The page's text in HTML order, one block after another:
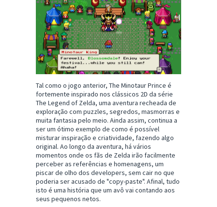
Tal como o jogo anterior, The Minotaur Prince é
fortemente inspirado nos clássicos 2D da série
The Legend of Zelda, uma aventura recheada de
exploração com puzzles, segredos, masmorras e
muita fantasia pelo meio. Ainda assim, continua a
ser um ótimo exemplo de como é possível
misturar inspiração e criatividade, fazendo algo
original. Ao longo da aventura, há vários
momentos onde os fãs de Zelda irão facilmente
perceber as referências e homenagens, um
piscar de olho dos developers, sem cair no que
poderia ser acusado de "copy-paste". Afinal, tudo
isto é uma história que um avô vai contando aos
seus pequenos netos.